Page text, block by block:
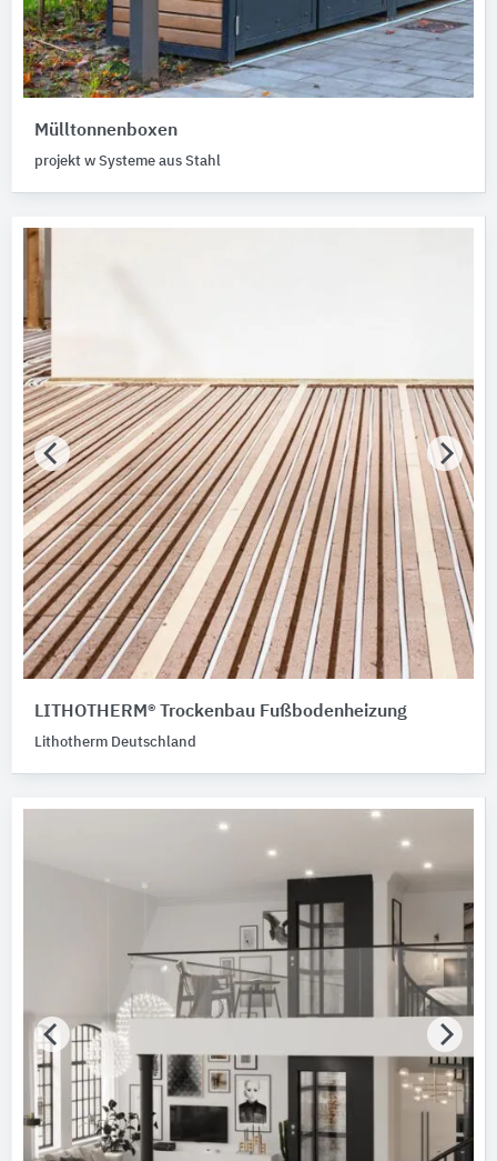
Mülltonnenboxen
projekt w Systeme aus Stahl
LITHOTHERM® Trockenbau Fußbodenheizung
Lithotherm Deutschland